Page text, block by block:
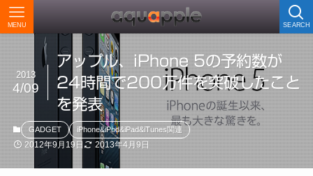
SEARCH
MENU
アップル、iPhone 5の予約数が
24時間で200万件を突破したこと
を発表
2013
4/09
GADGET iPhone&iPod&iPad&iTunes関連
2012年9月19日 2013年4月9日